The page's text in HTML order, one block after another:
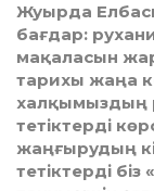
Жуырда
бағдар:
мақаласын
тарихы жаңа
халқымыздың
тетіктерді
жаңғырудың
тетіктерді